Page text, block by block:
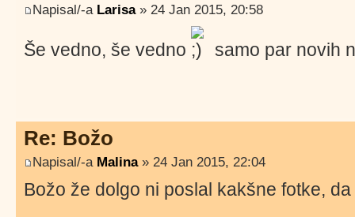
Napisal/-a Larisa» 24 Jan 2015, 20:58
Še vedno, še vedno samo par novih
Re: Božo
Napisal/-a Malina» 24 Jan 2015, 22:04
Božo že dolgo ni poslal kakšne fotke,